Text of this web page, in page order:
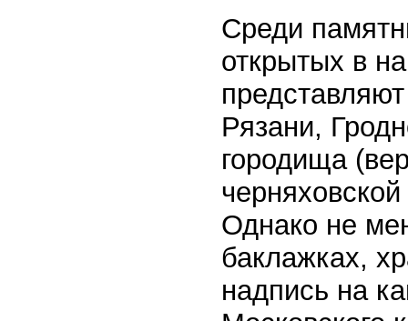
Среди
открытых в
Рязани,
городища
Однако не
баклажках,
надпись на